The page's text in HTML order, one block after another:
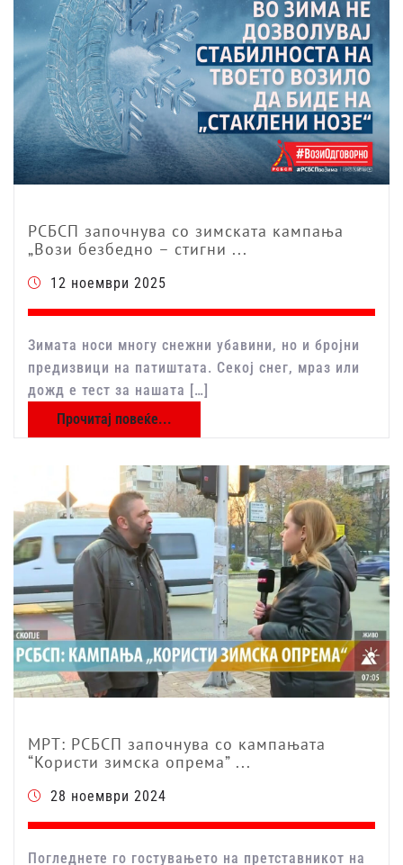
РСБСП започнува со зимската кампања
„Вози безбедно – стигни ...
12 ноември 2025
Зимата носи многу снежни убавини, но и бројни
предизвици на патиштата. Секој снег, мраз или
дожд е тест за нашата […]
Прочитај повеќе...
МРТ: РСБСП започнува со кампањата
“Користи зимска опрема” ...
28 ноември 2024
Погледнете го гостувањето на претставникот на